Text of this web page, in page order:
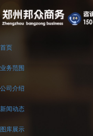
首页
业务范围
公司介绍
新闻动态
图库展示